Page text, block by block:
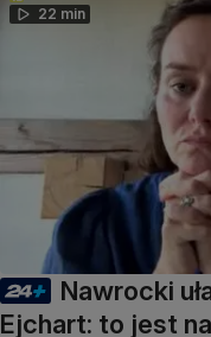
22 min
Nawrocki
Ejchart: to jest